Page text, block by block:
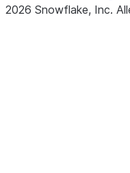
2026 Snowflake, Inc.